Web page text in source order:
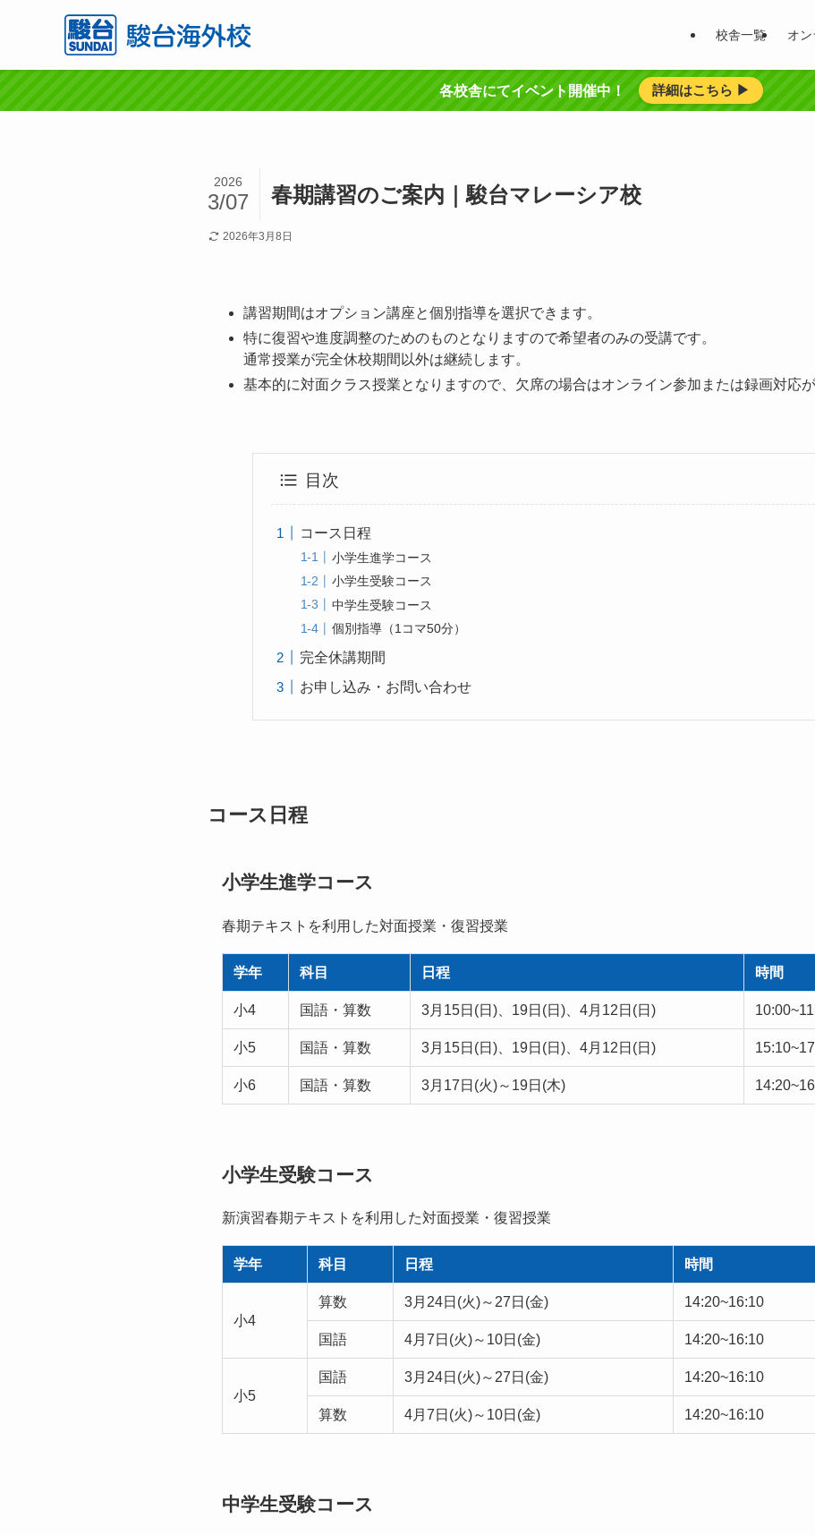
校舎一覧 オ
各校舎にてイベント開催中！ 詳細はこちら ▶︎
春期講習のご案内｜駿台マレーシア校
2026
3/07
2026年3月8日
講習期間はオプション講座と個別指導を選択できます。
特に復習や進度調整のためのものとなりますので希望者のみの受講です。
通常授業が完全休校期間以外は継続します。
基本的に対面クラス授業となりますので、欠席の場合はオンライン参加または録画対応が
目次
コース日程
小学生進学コース
小学生受験コース
中学生受験コース
個別指導（1コマ50分）
完全休講期間
お申し込み・お問い合わせ
コース日程
小学生進学コース
春期テキストを利用した対面授業・復習授業
学年 科目 日程 時間
小4 国語・算数 3月15日(日)、19日(日)、4月12日(日)
小5 国語・算数 3月15日(日)、19日(日)、4月12日(日)
小6 国語・算数 3月17日(火)～19日(木)
小学生受験コース
新演習春期テキストを利用した対面授業・復習授業
学年 科目 日程 時間
小4
算数 3月24日(火)～27日(金) 14:20~16:10
国語 4月7日(火)～10日(金) 14:20~16:10
小5
国語 3月24日(火)～27日(金) 14:20~16:10
算数 4月7日(火)～10日(金) 14:20~16:10
中学生受験コース